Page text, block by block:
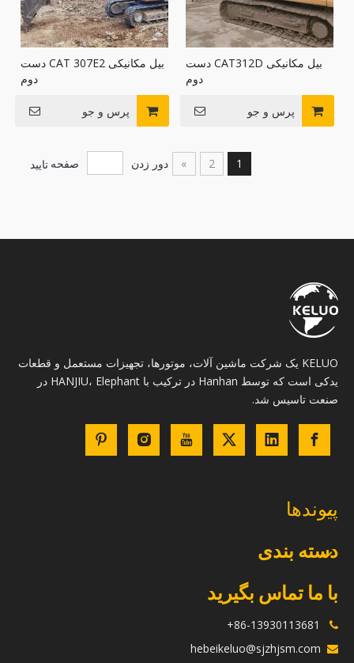
بیل مکانیکی CAT312D دست
دوم
پرس و جو
بیل مکانیکی CAT 307E2 دست
دوم
پرس و جو
1
2
» دور زدن صفحه تایید
KELUO یک شرکت ماشین آلات، موتورها، تجهیزات مستعمل و قطعات
یدکی است که توسط Hanhan در ترکیب با HANJIU، Elephant در
صنعت تاسیس شد.
پیوندها
دسته بندی
با ما تماس بگیرید


hebeikeluo@sjzhjsm.com